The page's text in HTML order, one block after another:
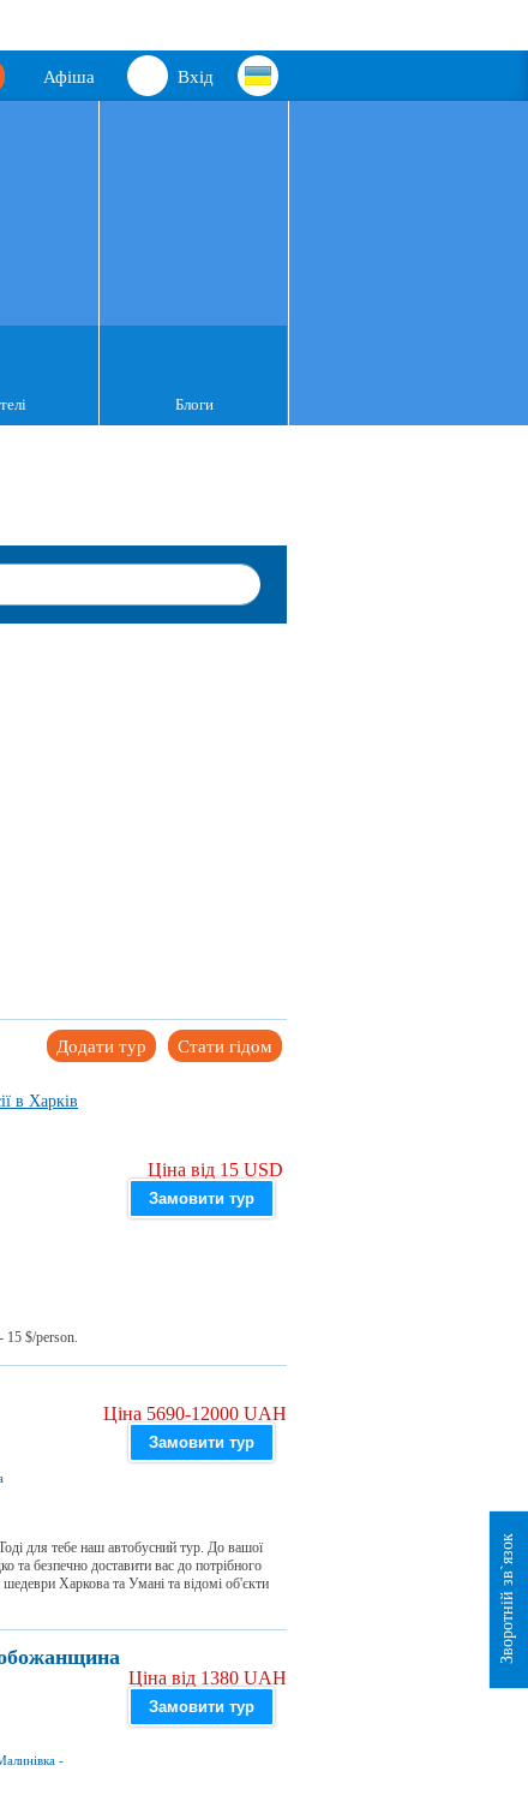
Вхід
Афіша
Блоги
Стати гідом
Додати тур
в Харків
Ціна від 15 USD
Замовити тур
15 $/person.
Ціна 5690-12000 UAH
Замовити тур
для тебе наш автобусний тур. До вашої
та безпечно доставити вас до потрібного
Харкова та Умані та відомі об'єкти
-
Ціна від 1380 UAH
Замовити тур
Зворотній зв`язок